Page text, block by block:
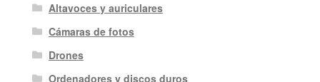
Altavoces y auriculares
Cámaras de fotos
Drones
Ordenadores y discos duros